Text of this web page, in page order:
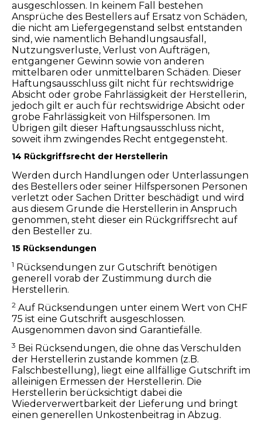
ausgeschlossen. In keinem Fall bestehen
Ansprüche des Bestellers auf Ersatz von Schäden,
die nicht am Liefergegenstand selbst entstanden
sind, wie namentlich Behandlungsausfall,
Nutzungsverluste, Verlust von Aufträgen,
entgangener Gewinn sowie von anderen
mittelbaren oder unmittelbaren Schäden. Dieser
Haftungsausschluss gilt nicht für rechtswidrige
Absicht oder grobe Fahrlässigkeit der Herstellerin,
jedoch gilt er auch für rechtswidrige Absicht oder
grobe Fahrlässigkeit von Hilfspersonen. Im
Übrigen gilt dieser Haftungsausschluss nicht,
soweit ihm zwingendes Recht entgegensteht.
14 Rückgriffsrecht der Herstellerin
Werden durch Handlungen oder Unterlassungen
des Bestellers oder seiner Hilfspersonen Personen
verletzt oder Sachen Dritter beschädigt und wird
aus diesem Grunde die Herstellerin in Anspruch
genommen, steht dieser ein Rückgriffsrecht auf
den Besteller zu.
15 Rücksendungen
1 Rücksendungen zur Gutschrift benötigen
generell vorab der Zustimmung durch die
Herstellerin.
2 Auf Rücksendungen unter einem Wert von CHF
75 ist eine Gutschrift ausgeschlossen.
Ausgenommen davon sind Garantiefälle.
3 Bei Rücksendungen, die ohne das Verschulden
der Herstellerin zustande kommen (z.B.
Falschbestellung), liegt eine allfällige Gutschrift im
alleinigen Ermessen der Herstellerin. Die
Herstellerin berücksichtigt dabei die
Wiederverwertbarkeit der Lieferung und bringt
einen generellen Unkostenbeitrag in Abzug.